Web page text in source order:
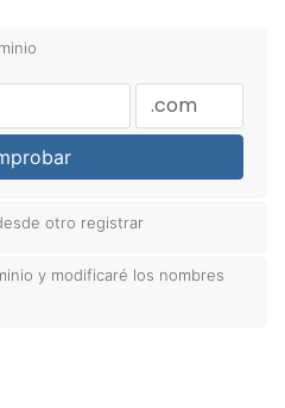
otro registrar
y modificaré los nombres